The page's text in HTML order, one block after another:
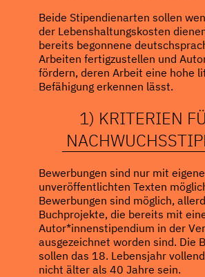
Beide Stipendienarten sollen
der Lebenshaltungskosten
bereits begonnene
Arbeiten fertigzustellen und
fördern, deren Arbeit eine hohe
Befähigung erkennen lässt.
1) KRITERIEN
Bewerbungen sind nur mit
unveröffentlichten Texten
Bewerbungen sind möglich,
Buchprojekte, die bereits mit
Autor*innenstipendium in der
ausgezeichnet worden sind. Die
sollen das 18. Lebensjahr
nicht älter als 40 Jahre sein.